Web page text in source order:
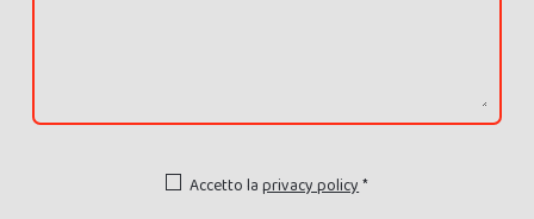
Accetto laprivacy policy*